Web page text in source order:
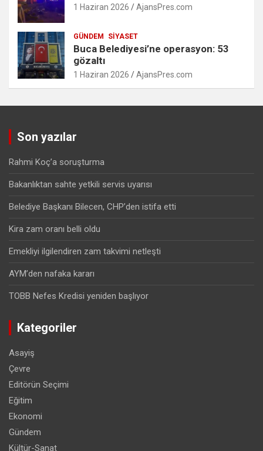
1 Haziran 2026 AjansPres.com
GÜNDEM SIYASET
Buca Belediyesi’ne operasyon: 53
gözaltı
1 Haziran 2026 AjansPres.com
Son yazılar
Rahmi Koç’a soruşturma
Bakanlıktan sahte yetkili servis uyarısı
Belediye Başkanı Bilecen, CHP’den istifa etti
Kira zam oranı belli oldu
Emekliyi ilgilendiren zam takvimi netleşti
AYM’den nafaka kararı
TOBB Nefes Kredisi yeniden başlıyor
Kategoriler
Asayiş
Çevre
Editörün Seçimi
Eğitim
Ekonomi
Gündem
Kültür-Sanat